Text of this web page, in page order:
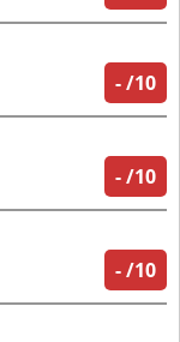
-/10
-/10
-/10